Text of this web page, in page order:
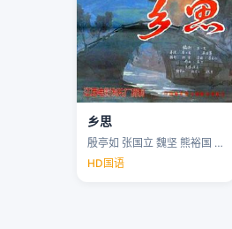
乡思
殷亭如 张国立 魏坚 熊裕国 …
HD国语